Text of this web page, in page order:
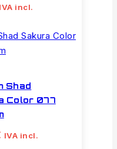
IVA incl.
Shad
Color 077
IVA incl.